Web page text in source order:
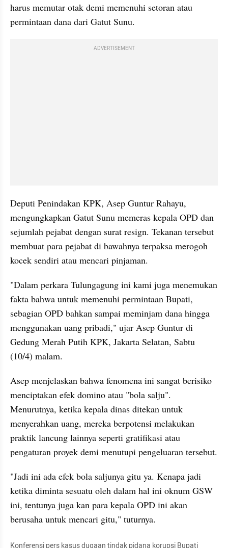
harus memutar otak demi memenuhi setoran atau
permintaan dana dari Gatut Sunu.
ADVERTISEMENT
Deputi Penindakan KPK, Asep Guntur Rahayu,
mengungkapkan Gatut Sunu memeras kepala OPD dan
sejumlah pejabat dengan surat resign. Tekanan tersebut
membuat para pejabat di bawahnya terpaksa merogoh
kocek sendiri atau mencari pinjaman.
"Dalam perkara Tulungagung ini kami juga menemukan
fakta bahwa untuk memenuhi permintaan Bupati,
sebagian OPD bahkan sampai meminjam dana hingga
menggunakan uang pribadi," ujar Asep Guntur di
Gedung Merah Putih KPK, Jakarta Selatan, Sabtu
(10/4) malam.
Asep menjelaskan bahwa fenomena ini sangat berisiko
menciptakan efek domino atau "bola salju".
Menurutnya, ketika kepala dinas ditekan untuk
menyerahkan uang, mereka berpotensi melakukan
praktik lancung lainnya seperti gratifikasi atau
pengaturan proyek demi menutupi pengeluaran tersebut.
"Jadi ini ada efek bola saljunya gitu ya. Kenapa jadi
ketika diminta sesuatu oleh dalam hal ini oknum GSW
ini, tentunya juga kan para kepala OPD ini akan
berusaha untuk mencari gitu," tuturnya.
Konferensi pers kasus dugaan tindak pidana korupsi Bupati